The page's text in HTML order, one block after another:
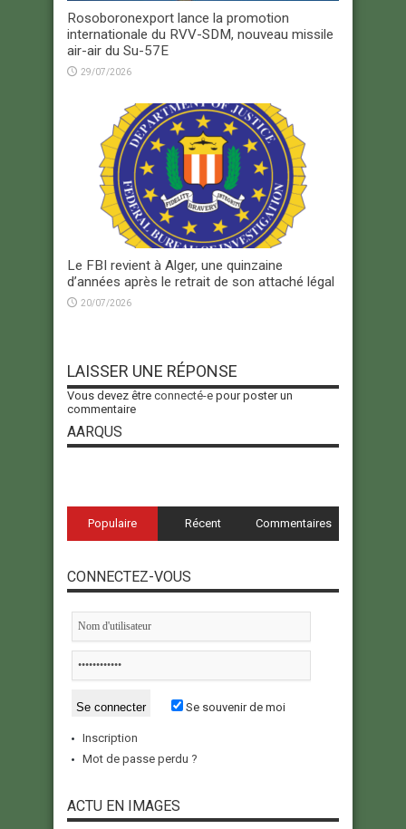
Rosoboronexport lance la promotion
internationale du RVV-SDM, nouveau missile
air-air du Su-57E
29/07/2026
Le FBI revient à Alger, une quinzaine
d’années après le retrait de son attaché légal
20/07/2026
LAISSER UNE RÉPONSE
Vous devez être connecté-e pour poster un
commentaire
AARQUS
Populaire Récent Commentaires
CONNECTEZ-VOUS
Se souvenir de moi
Inscription
Mot de passe perdu ?
ACTU EN IMAGES